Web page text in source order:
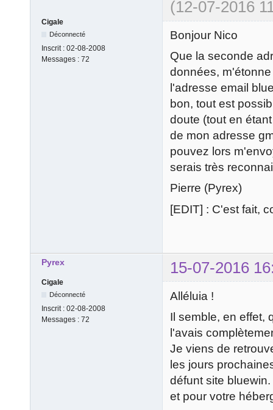
(12-07-2016
Cigale
Déconnecté
Inscrit : 02-08-2008
Messages : 72
Bonjour Nico
Que la seconde
données,
l'adresse email
bon, tout est
doute (tout en
de mon adresse
pouvez lors
serais très
Pierre (Pyrex)
[EDIT] : C'est fait,
Pyrex 15-07-2016
Cigale
Déconnecté
Inscrit : 02-08-2008
Messages : 72
Alléluia !
Il semble, en effet,
l'avais
Je viens de
les jours
défunt site
et pour votre